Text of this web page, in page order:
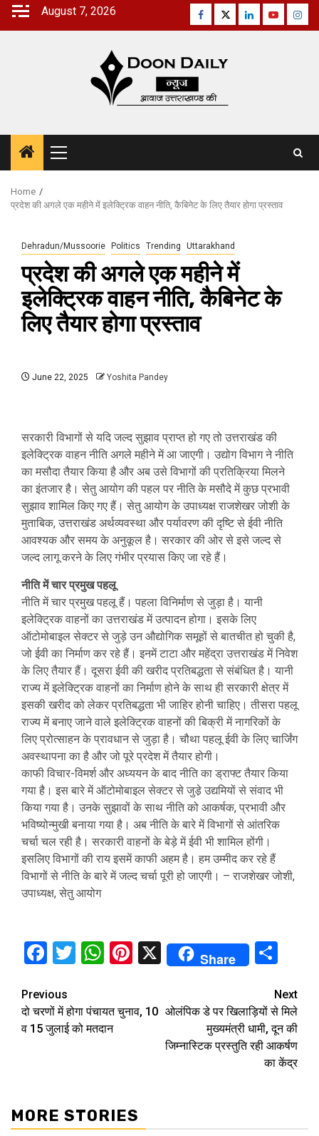
Skip
August 7, 2026 Facebook
TwitterLinkedinYoutube
Primary
Menu
Home
प्रदेश की अगले एक महीने में इलेक्ट्रिक वाहन नीति, कैबिनेट के लिए तैयार होगा प्रस्ताव
Dehradun/Mussoorie Politics Trending Uttarakhand
प्रदेश की अगले एक महीने में
इलेक्ट्रिक वाहन नीति, कैबिनेट के
लिए तैयार होगा प्रस्ताव
June 22, 2025 Yoshita Pandey
सरकारी विभागों से यदि जल्द सुझाव प्राप्त हो गए तो उत्तराखंड की
इलेक्ट्रिक वाहन नीति अगले महीने में आ जाएगी। उद्योग विभाग ने नीति
का मसौदा तैयार किया है और अब उसे विभागों की प्रतिक्रिया मिलने
का इंतजार है। सेतु आयोग की पहल पर नीति के मसौदे में कुछ प्रभावी
सुझाव शामिल किए गए हैं। सेतु आयोग के उपाध्यक्ष राजशेखर जोशी के
मुताबिक, उत्तराखंड अर्थव्यवस्था और पर्यावरण की दृष्टि से ईवी नीति
आवश्यक और समय के अनुकूल है। सरकार की ओर से इसे जल्द से
जल्द लागू करने के लिए गंभीर प्रयास किए जा रहे हैं।
नीति में चार प्रमुख पहलू
नीति में चार प्रमुख पहलू हैं। पहला विनिर्माण से जुड़ा है। यानी
इलेक्ट्रिक वाहनों का उत्तराखंड में उत्पादन होगा। इसके लिए
ऑटोमोबाइल सेक्टर से जुड़े उन औद्योगिक समूहों से बातचीत हो चुकी है,
जो ईवी का निर्माण कर रहे हैं। इनमें टाटा और महेंद्रा उत्तराखंड में निवेश
के लिए तैयार हैं। दूसरा ईवी की खरीद प्रतिबद्धता से संबंधित है। यानी
राज्य में इलेक्ट्रिक वाहनों का निर्माण होने के साथ ही सरकारी क्षेत्र में
इसकी खरीद को लेकर प्रतिबद्धता भी जाहिर होनी चाहिए। तीसरा पहलू
राज्य में बनाए जाने वाले इलेक्ट्रिक वाहनों की बिक्री में नागरिकों के
लिए प्रोत्साहन के प्रावधान से जुड़ा है। चौथा पहलू ईवी के लिए चार्जिंग
अवस्थापना का है और जो पूरे प्रदेश में तैयार होगी।
काफी विचार-विमर्श और अध्ययन के बाद नीति का ड्राफ्ट तैयार किया
गया है। इस बारे में ऑटोमोबाइल सेक्टर से जुडे़ उद्यमियों से संवाद भी
किया गया है। उनके सुझावों के साथ नीति को आकर्षक, प्रभावी और
भविष्योन्मुखी बनाया गया है। अब नीति के बारे में विभागों से आंतरिक
चर्चा चल रही है। सरकारी वाहनों के बेड़े में ईवी भी शामिल होंगी।
इसलिए विभागों की राय इसमें काफी अहम है। हम उम्मीद कर रहे हैं
विभागों से नीति के बारे में जल्द चर्चा पूरी हो जाएगी। – राजशेखर जोशी,
उपाध्यक्ष, सेतु आयोग
Facebook
Twitter
WhatsApp
Pinterest
X Share
Continue
Reading
Previous
दो चरणों में होगा पंचायत चुनाव, 10
व 15 जुलाई को मतदान
Next
ओलंपिक डे पर खिलाड़ियों से मिले
मुख्यमंत्री धामी, दून की
जिम्नास्टिक प्रस्तुति रही आकर्षण
का केंद्र
MORE STORIES